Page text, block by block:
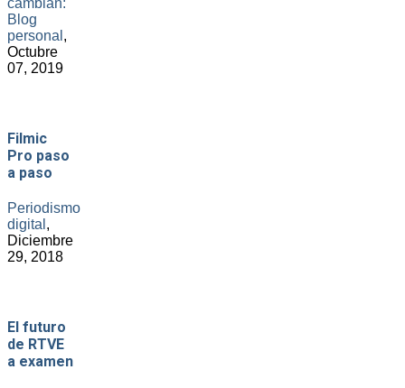
Blog
personal ,
Octubre
07, 2019
Filmic
Pro paso
a paso
Periodismo
digital ,
Diciembre
29, 2018
El futuro
de RTVE
a examen